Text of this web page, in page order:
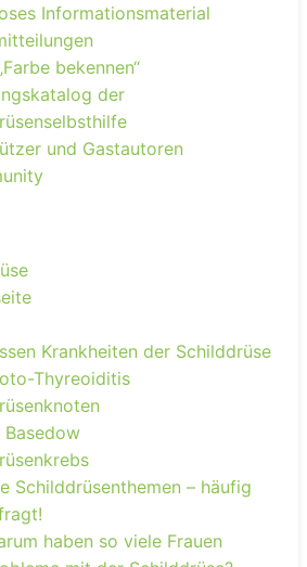
Informationsmaterial
bekennen“
der
und Gastautoren
Krankheiten der Schilddrüse
Thyreoiditis
Basedow
Schilddrüsenthemen – häufig
haben so viele Frauen